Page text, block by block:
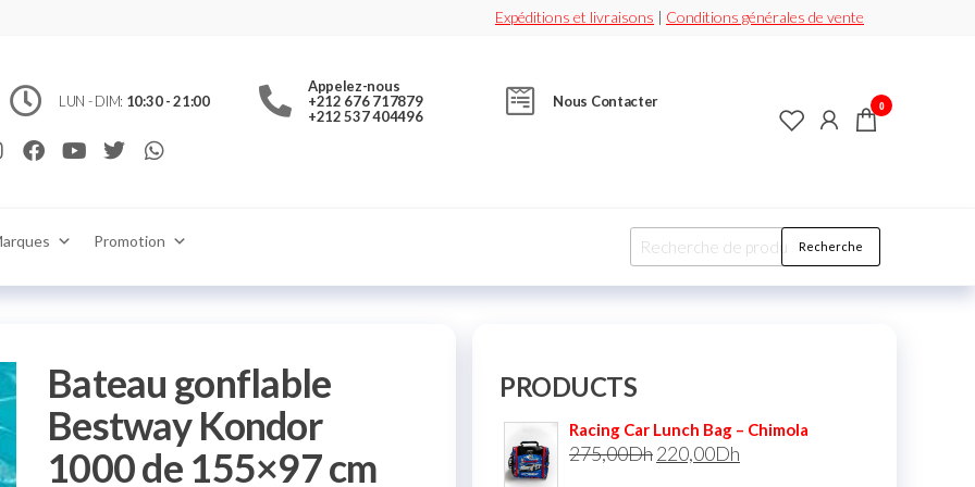
Expéditions et livraisons | Conditions générales de vente
jouetsLUN - DIM: 10:30 - 21:00
Appelez-nous
+212 676 717879
+212 537 404496
Nous Contacter 0
Promotion Recherche
Bateau gonflable
Bestway Kondor
1000 de 155×97 cm
PRODUCTS
Racing Car Lunch Bag – Chimola
275,00Dh220,00Dh